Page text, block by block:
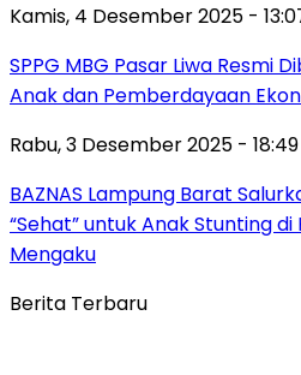
Kamis, 4 Desember 2025 -
SPPG MBG Pasar Liwa Resmi
Anak dan Pemberdayaan
Rabu, 3 Desember 2025 - 18:49
BAZNAS Lampung Barat
“Sehat” untuk Anak Stunting
Mengaku
Berita Terbaru